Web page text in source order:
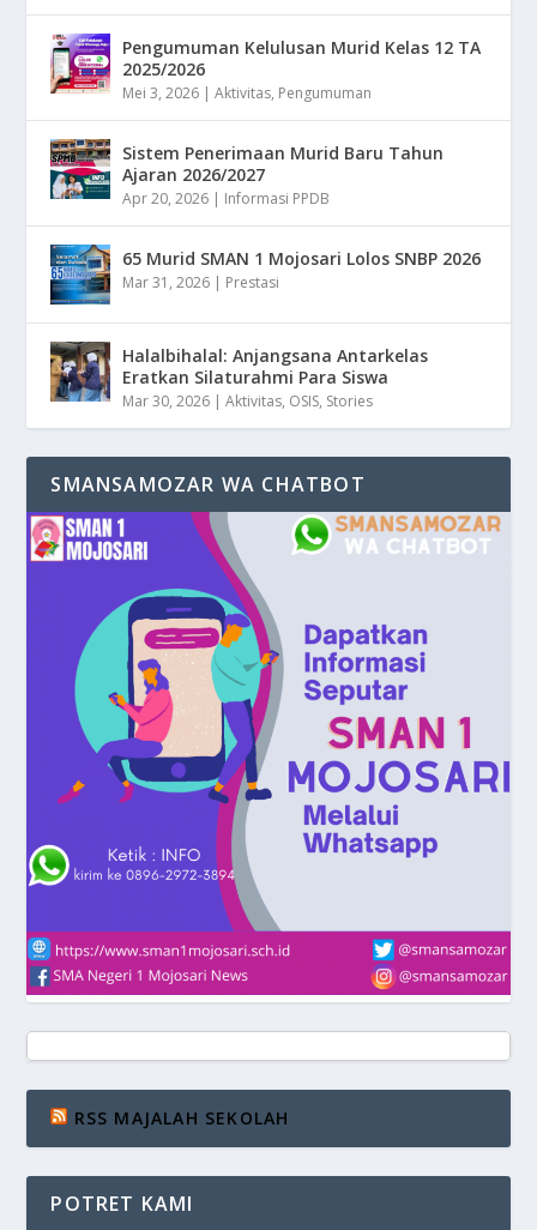
Pengumuman Kelulusan Murid Kelas 12 TA
2025/2026
Mei 3, 2026 |Aktivitas, Pengumuman
Sistem Penerimaan Murid Baru Tahun
Ajaran 2026/2027
Apr 20, 2026 | Informasi PPDB
65 Murid SMAN 1 Mojosari Lolos SNBP 2026
Mar 31, 2026 | Prestasi
Halalbihalal: Anjangsana Antarkelas
Eratkan Silaturahmi Para Siswa
Mar 30, 2026 |Aktivitas, OSIS, Stories
SMANSAMOZAR WA CHATBOT
RSS MAJALAH SEKOLAH
POTRET KAMI